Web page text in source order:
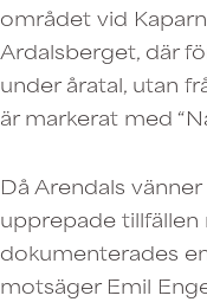
området vid
Ardalsberget, där
under åratal, utan
är markerat med
Då Arendals
upprepade tillfällen
dokumenterades
motsäger Emil